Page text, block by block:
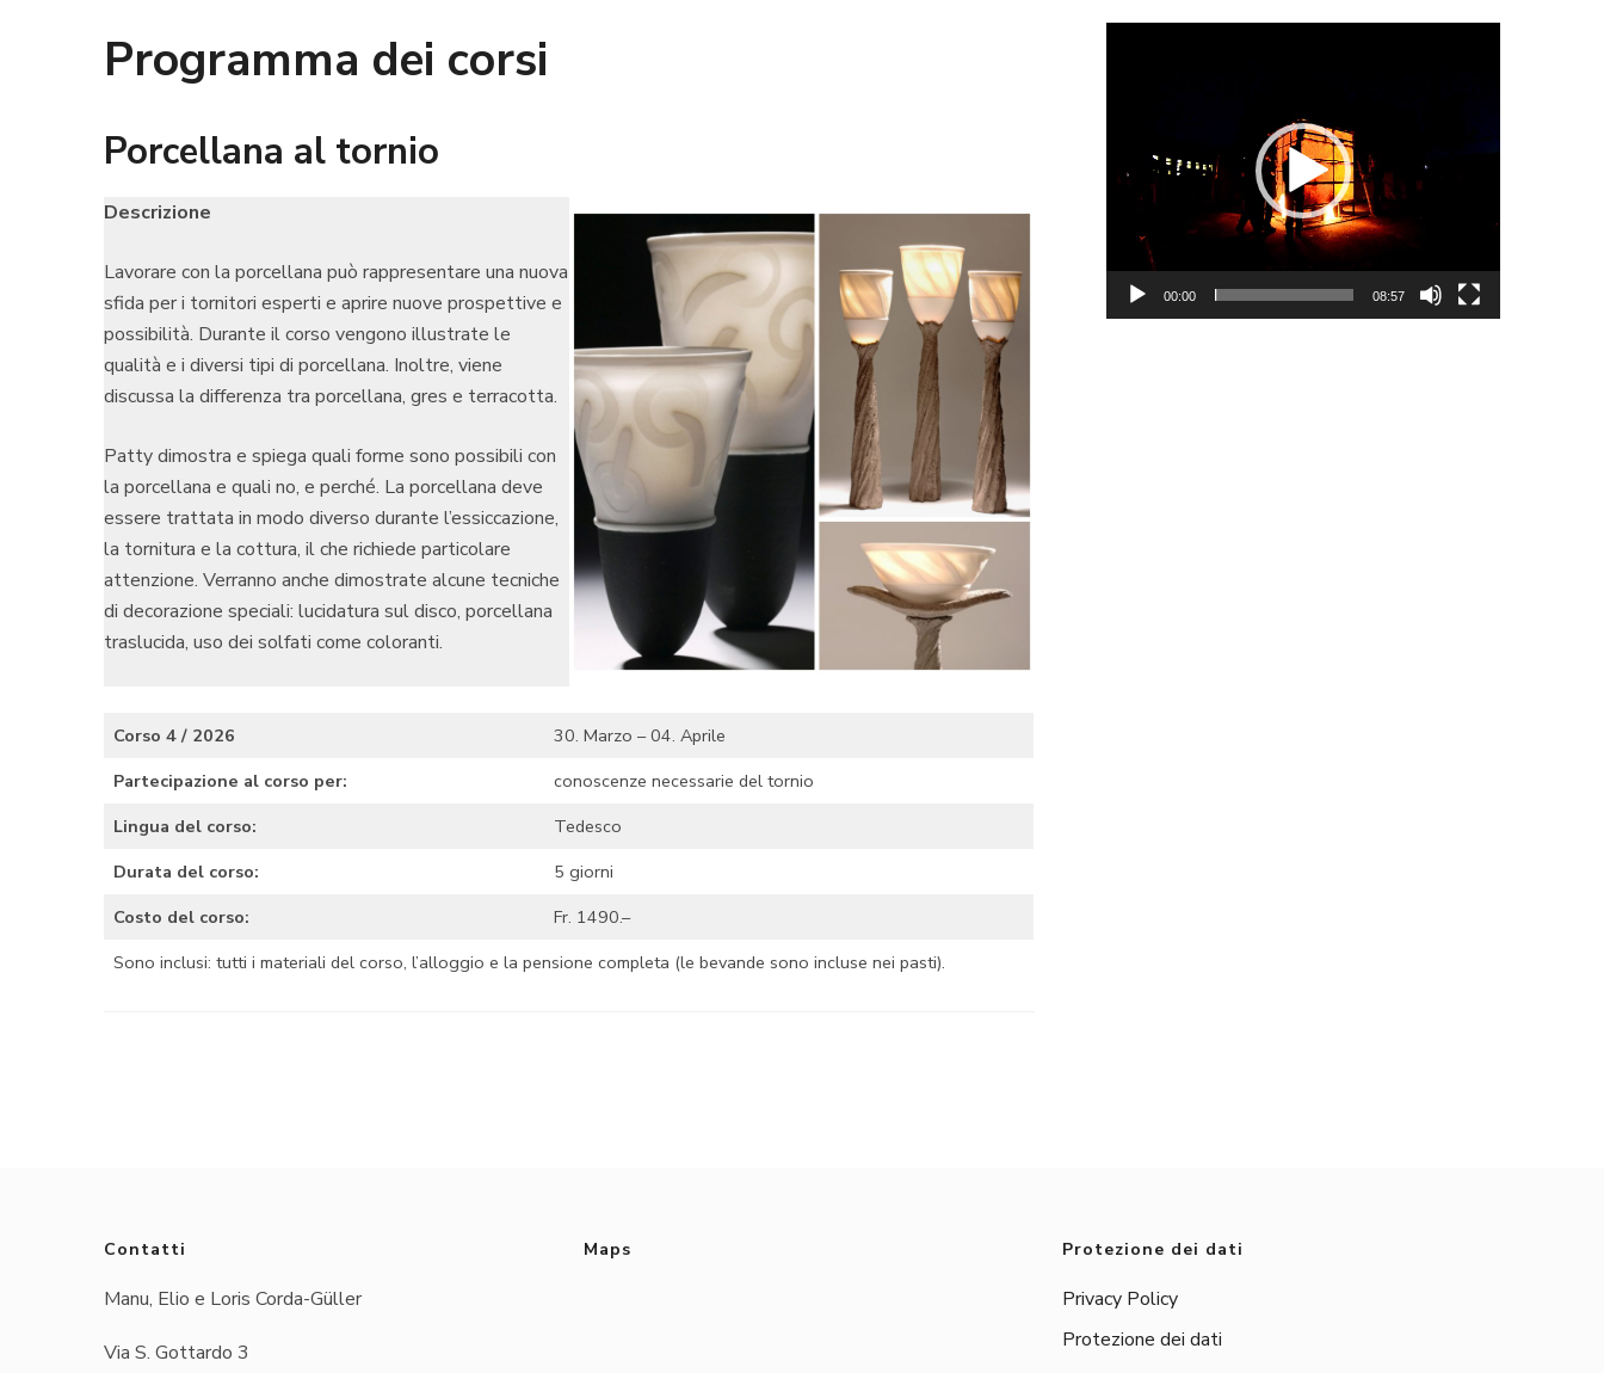
Programma dei corsi
Porcellana al tornio
Descrizione
Lavorare con la porcellana può rappresentare una nuova
sfida per i tornitori esperti e aprire nuove prospettive e
possibilità. Durante il corso vengono illustrate le
qualità e i diversi tipi di porcellana. Inoltre, viene
discussa la differenza tra porcellana, gres e terracotta.
Patty dimostra e spiega quali forme sono possibili con
la porcellana e quali no, e perché. La porcellana deve
essere trattata in modo diverso durante l’essiccazione,
la tornitura e la cottura, il che richiede particolare
attenzione. Verranno anche dimostrate alcune tecniche
di decorazione speciali: lucidatura sul disco, porcellana
traslucida, uso dei solfati come coloranti.
Corso 4 / 2026
30. Marzo – 04. Aprile
Partecipazione al corso per:
conoscenze necessarie del tornio
Lingua del corso:
Tedesco
Durata del corso:
5 giorni
Costo del corso:
Fr. 1490.–
Sono inclusi: tutti i materiali del corso, l’alloggio e la pensione completa (le bevande sono incluse nei pasti).
00:00 08:57
Contatti
Manu, Elio e Loris Corda-Güller
Via S. Gottardo 3
Maps Protezione dei dati
Privacy Policy
Protezione dei dati